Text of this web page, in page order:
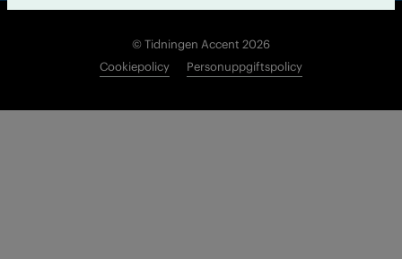
© Tidningen Accent 2026
Cookiepolicy
Personuppgiftspolicy